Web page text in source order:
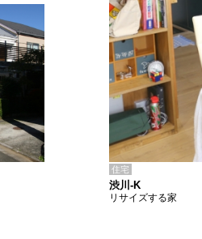
住宅
渋川-K
リサイズする家